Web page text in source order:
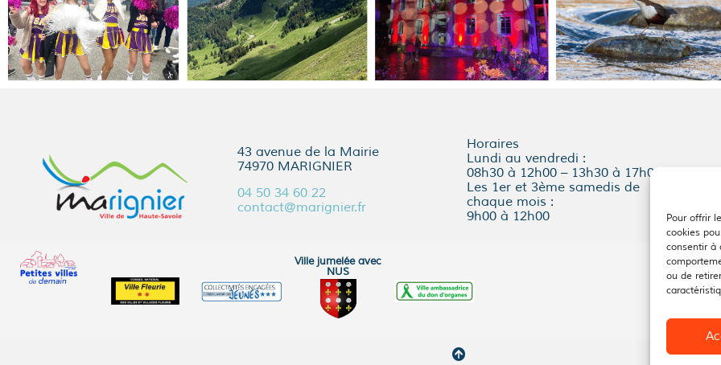
Pour offrir
cookies
consentir à
ou de
43 avenue de la Mairie
74970 MARIGNIER
04 50 34 60 22
contact@marignier.fr
Horaires
Lundi au vendredi :
08h30 à 12h00 – 13h30 à 17h00
Les 1er et 3ème samedis de
chaque mois :
9h00 à 12h00
Ville jumelée avec
NUS